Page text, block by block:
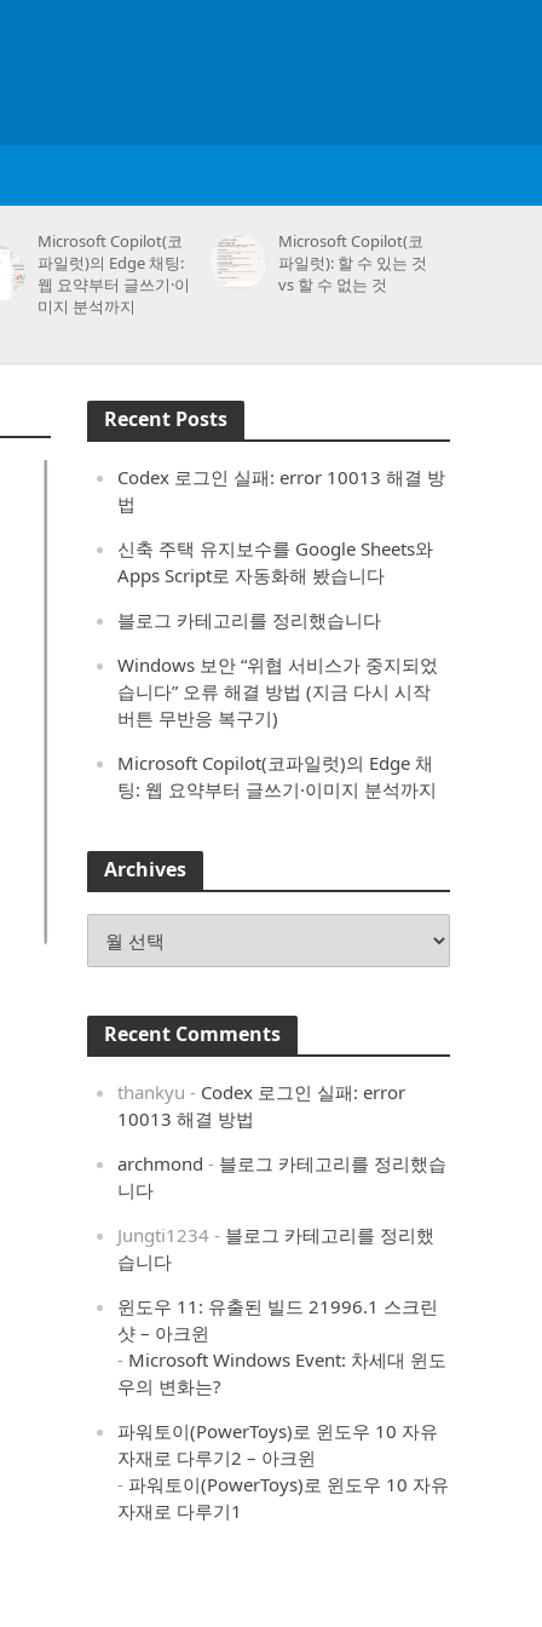
Microsoft Copilot(코
파일럿)의 Edge 채팅:
웹 요약부터 글쓰기·이
미지 분석까지
Microsoft Copilot(코
파일럿): 할 수 있는 것
vs 할 수 없는 것
Recent Posts
Codex 로그인 실패: error 10013 해결 방
법
신축 주택 유지보수를 Google Sheets와
Apps Script로 자동화해 봤습니다
블로그 카테고리를 정리했습니다
Windows 보안 “위협 서비스가 중지되었
습니다” 오류 해결 방법 (지금 다시 시작
버튼 무반응 복구기)
Microsoft Copilot(코파일럿)의 Edge 채
팅: 웹 요약부터 글쓰기·이미지 분석까지
Archives
Recent Comments
thankyu - Codex 로그인 실패: error
10013 해결 방법
archmond - 블로그 카테고리를 정리했습
니다
Jungti1234 - 블로그 카테고리를 정리했
습니다
윈도우 11: 유출된 빌드 21996.1 스크린
샷 – 아크윈
- Microsoft Windows Event: 차세대 윈도
우의 변화는?
파워토이(PowerToys)로 윈도우 10 자유
자재로 다루기2 – 아크윈
- 파워토이(PowerToys)로 윈도우 10 자유
자재로 다루기1